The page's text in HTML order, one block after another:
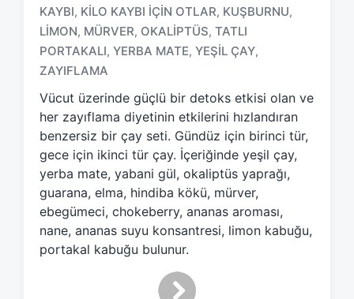
a
g
g
d
w
i
t
h
KAYBI, KILO KAYBI IÇIN OTLAR, KUŞBURNU,
LIMON, MÜRVER, OKALIPTÜS, TATLI
PORTAKALI, YERBA MATE, YEŞIL ÇAY,
ZAYIFLAMA
Vücut üzerinde güçlü bir detoks etkisi olan ve
her zayıflama diyetinin etkilerini hızlandıran
benzersiz bir çay seti. Gündüz için birinci tür,
gece için ikinci tür çay. İçeriğinde yeşil çay,
yerba mate, yabani gül, okaliptüs yaprağı,
guarana, elma, hindiba kökü, mürver,
ebegümeci, chokeberry, ananas aroması,
nane, ananas suyu konsantresi, limon kabuğu,
portakal kabuğu bulunur.